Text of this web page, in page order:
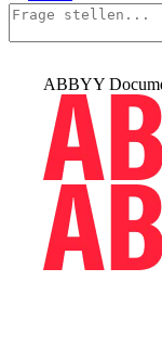
ABBYY